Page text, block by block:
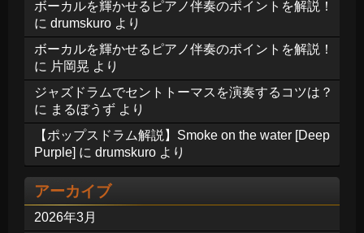
ボーカルを輝かせるピアノ伴奏のポイントを解説！
に drumskuro より
ボーカルを輝かせるピアノ伴奏のポイントを解説！
に 片岡晃 より
ジャズドラムでセントトーマスを演奏するコツは？
に まるぼうず より
【ポップスドラム解説】Smoke on the water [Deep
Purple] に drumskuro より
アーカイブ
2026年3月